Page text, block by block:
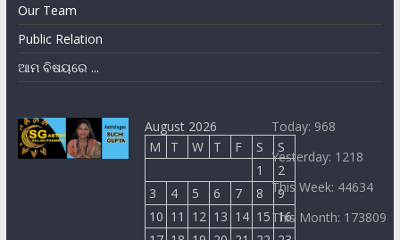
Our Team
Public Relation
ଆମ ବିଷୟରେ ...
August 2026
M
T W T F S
S
1
2
3
4 5 6 7 8
9
10 11 12 13 14 15 16
Today: 968
Yesterday: 1218
This Week: 44634
This Month: 173809